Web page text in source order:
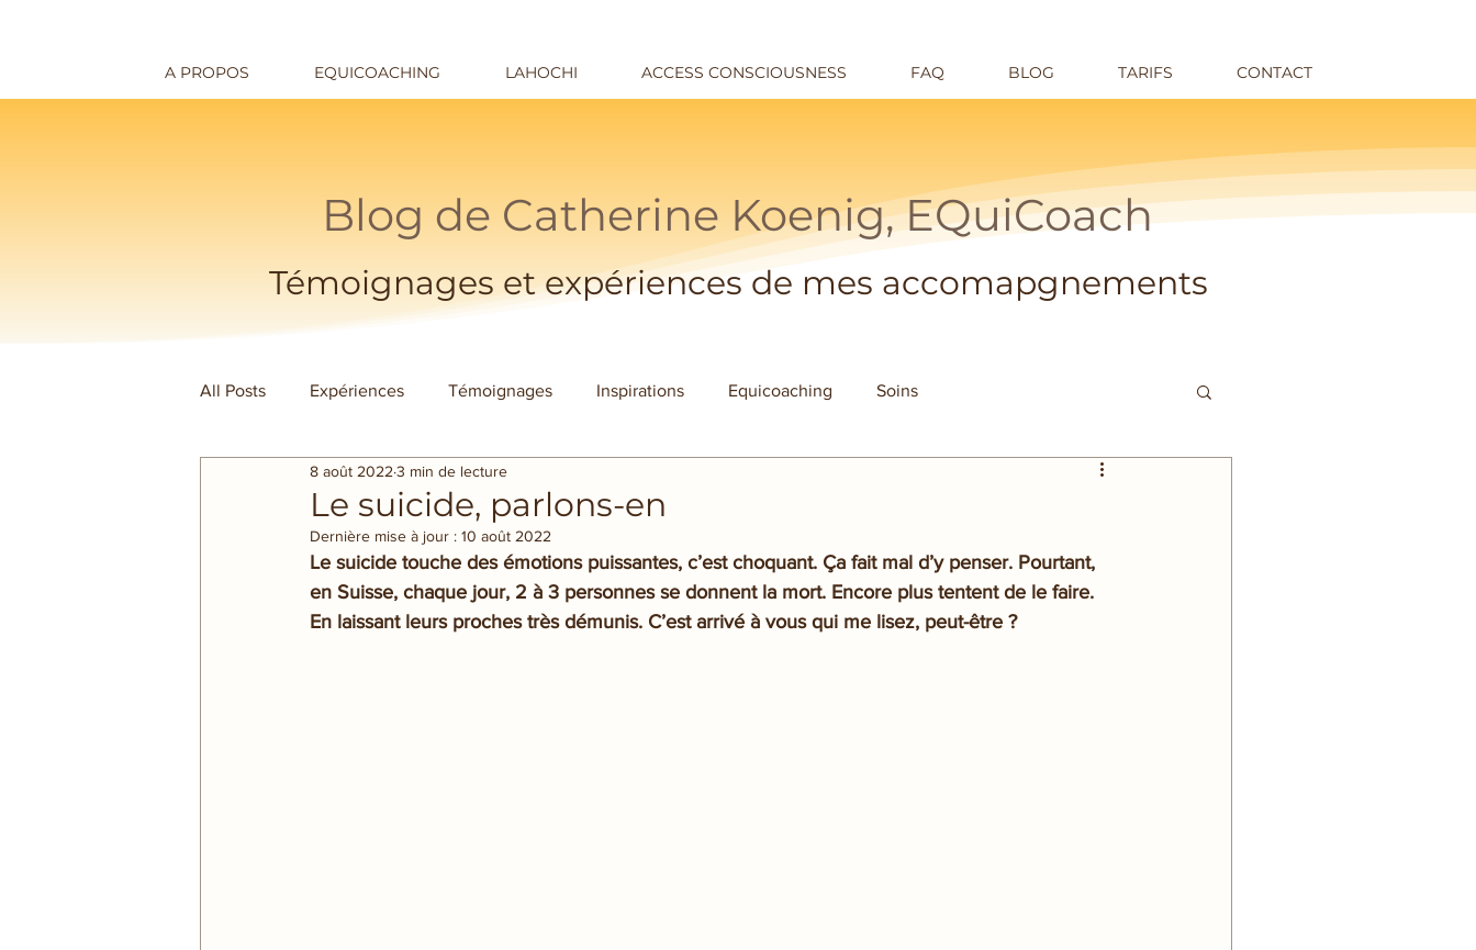
A PROPOS EQUICOACHING LAHOCHI ACCESS CONSCIOUSNESS FAQ BLOG TARIFS CONTACT
Blog de Catherine Koenig, EQuiCoach
Témoignages et expériences de mes accomapgnements
All Posts Expériences Témoignages Inspirations Equicoaching Soins
Le suicide, parlons-en
8 août 2022 3 min de lecture
Dernière mise à jour : 10 août 2022
Le suicide touche des émotions puissantes, c’est choquant. Ça fait mal d’y penser. Pourtant,
en Suisse, chaque jour, 2 à 3 personnes se donnent la mort. Encore plus tentent de le faire.
En laissant leurs proches très démunis. C’est arrivé à vous qui me lisez, peut-être ?